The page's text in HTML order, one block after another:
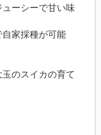
ューシーで甘い味
自家採種が可能
のスイカの育て